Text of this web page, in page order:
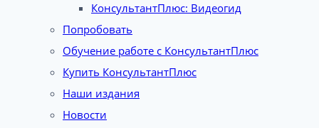
КонсультантПлюс: Видеогид
Попробовать
Обучение работе с КонсультантПлюс
Купить КонсультантПлюс
Наши издания
Новости